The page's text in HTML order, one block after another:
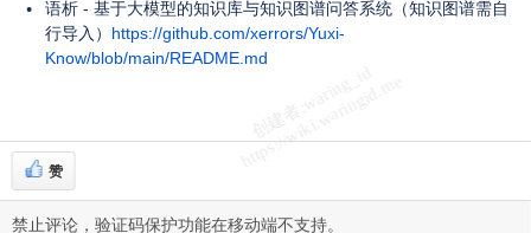
语析 - 基于大模型的知识库与知识图谱问答系统（知识图谱需自
行导入） https://github.com/xerrors/Yuxi-
Know/blob/main/README.md
赞
禁止评论，验证码保护功能在移动端不支持。